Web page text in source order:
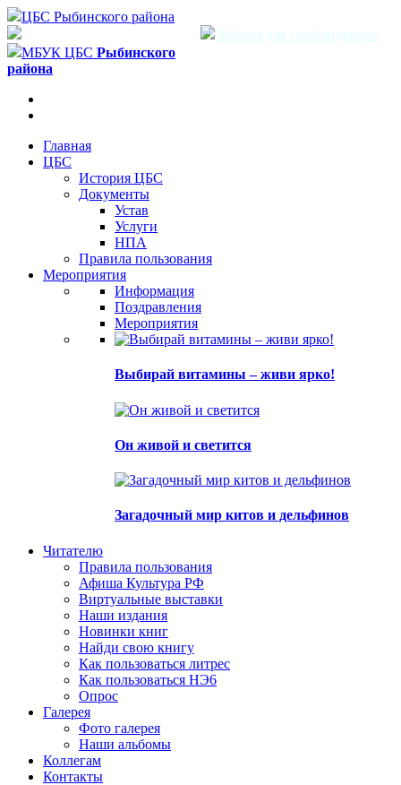
ЦБС Рыбинского района
Версия для слабовидящих
МБУК ЦБС Рыбинского
района
Главная
ЦБС
История ЦБС
Документы
Устав
Услуги
НПА
Правила пользования
Мероприятия
Информация
Поздравления
Мероприятия
Выбирай витамины – живи ярко!
Он живой и светится
Загадочный мир китов и дельфинов
Читателю
Правила пользования
Афиша Культура РФ
Виртуальные выставки
Наши издания
Новинки книг
Найди свою книгу
Как пользоваться литрес
Как пользоваться НЭ6
Опрос
Галерея
Фото галерея
Наши альбомы
Коллегам
Контакты